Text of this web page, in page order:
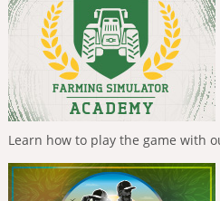
Learn how to play the game with